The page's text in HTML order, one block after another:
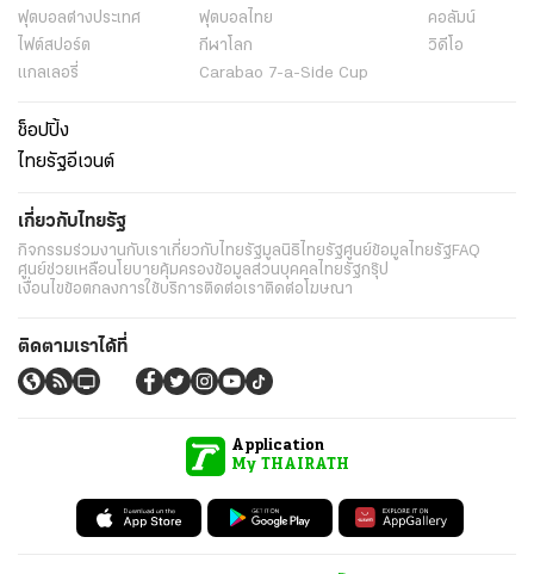
ฟุตบอลต่่างประเทศ ฟุตบอลไทย
คอลัมน์
ไฟต์สปอร์ต
กีฬาโลก
วิดีโอ
แกลเลอรี่
Carabao 7-a-Side Cup
ช็อปปิ้ง
ไทยรัฐอีเวนต์
เกี่ยวกับไทยรัฐ
กิจกรรมร่วมงานกับเราเกี่ยวกับไทยรัฐมูลนิธิไทยรัฐศูนย์ข้อมูลไทยรัฐFAQ
ศูนย์ช่วยเหลือนโยบายคุ้มครองข้อมูลส่วนบุคคลไทยรัฐกรุ๊ป
เงื่อนไขข้อตกลงการใช้บริการติดต่อเราติดต่อโฆษณา
ติดตามเราได้ที่
Application
My THAIRATH